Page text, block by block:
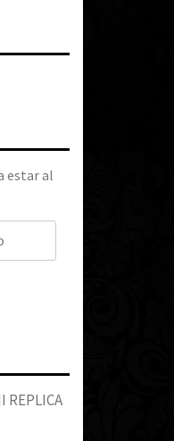
estar al
REPLICA